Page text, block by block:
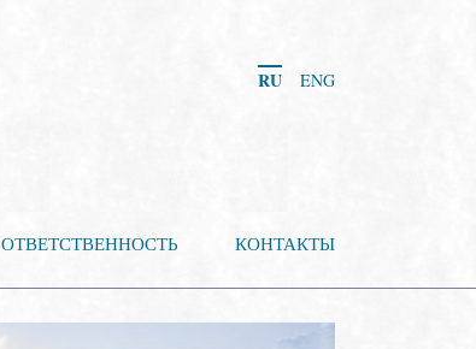
RU ENG
ОТВЕТСТВЕННОСТЬ КОНТАКТЫ